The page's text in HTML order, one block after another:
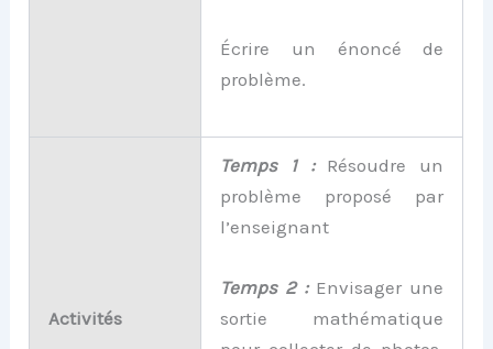
Écrire un énoncé de
problème.
Activités
Temps 1 :Résoudre un
problème proposé par
l’enseignant
Temps 2 :Envisager une
sortie mathématique